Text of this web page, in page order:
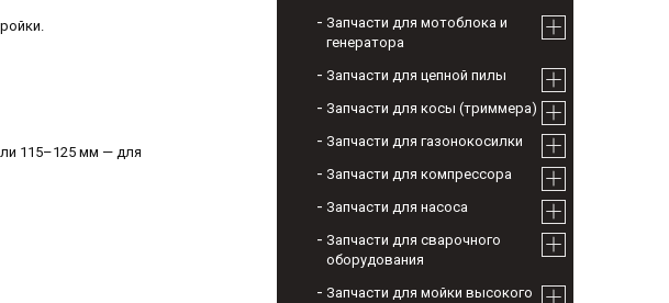
115–125 мм — для
Запчасти для мотоблока и
генератора
Запчасти для цепной пилы
Запчасти для косы (триммера)
Запчасти для газонокосилки
Запчасти для компрессора
Запчасти для насоса
Запчасти для сварочного
оборудования
Запчасти для мойки высокого